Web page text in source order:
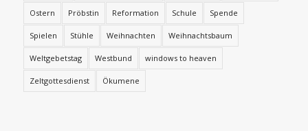
Ostern Pröbstin Reformation Schule Spende
Spielen Stühle Weihnachten Weihnachtsbaum
Weltgebetstag Westbund windows to heaven
Zeltgottesdienst Ökumene